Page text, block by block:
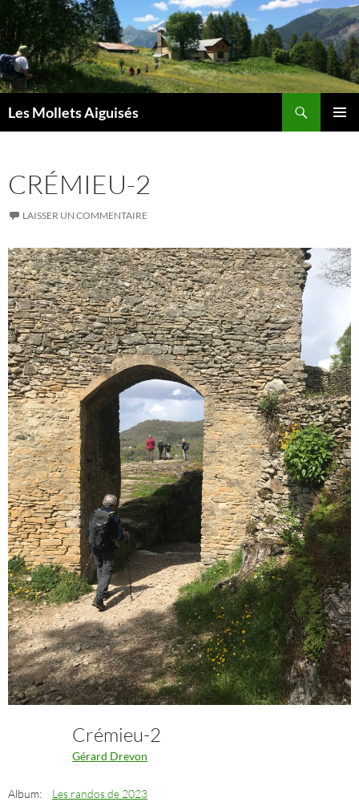
Aller
au
contenu
Les Mollets Aiguisés
CRÉMIEU-2
LAISSER UN COMMENTAIRE
Crémieu-2
Gérard Drevon
Album: Les randos de 2023